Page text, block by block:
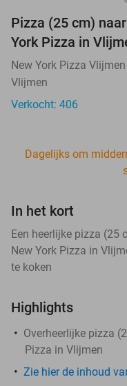
Pizza (25 cm)
York Pizza in
New York Pizza Vlijmen
Vlijmen
Verkocht: 406
Dagelijks om
In het kort
Een heerlijke pizza (25
New York Pizza in
te koken
Highlights
Overheerlijke pizza
Pizza in Vlijmen
Zie hier de inhoud